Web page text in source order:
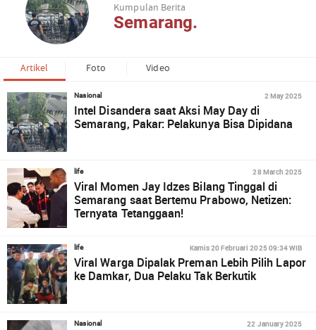
Kumpulan Berita
Semarang.
Artikel Foto Video
Nasional 2 May 2025
Intel Disandera saat Aksi May Day di
Semarang, Pakar: Pelakunya Bisa Dipidana
life 28 March 2025
Viral Momen Jay Idzes Bilang Tinggal di
Semarang saat Bertemu Prabowo, Netizen:
Ternyata Tetanggaan!
life Kamis 20 Februari 2025 09:34 WIB
Viral Warga Dipalak Preman Lebih Pilih Lapor
ke Damkar, Dua Pelaku Tak Berkutik
Nasional 22 January 2025